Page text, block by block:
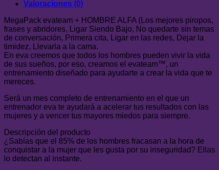
Valoraciones (0)
MegaPack evateam + HOMBRE ALFA (Los mejores piropos,
frases y abridores, Ligar Siendo Bajo, No quedarte sin temas
de conversación, Primera cita, Ligar en las redes, Dejar la
timidez, Llevarla a la cama.
En eva creemos que todos los hombres pueden vivir la vida
de sus sueños, por eso, creamos el evateam™, un
entrenamiento diseñado para ayudarte a crear la vida que te
mereces.
Será un mes completo de entrenamiento en el que un
entrenador eva te ayudará a acelerar tus resultados con las
mujeres y a vencer tus mayores miedos para siempre.
Descripción del producto
¿Sabías que el 85% de los hombres fracasan a la hora de
conquistar a la mujer que les gusta por su inseguridad? Ellas
lo detectan al instante.